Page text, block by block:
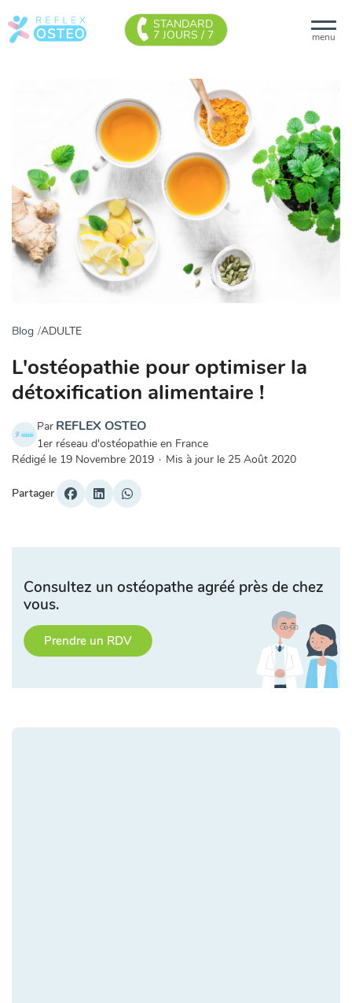
menu
STANDARD
7 JOURS / 7
Blog ADULTE
L'ostéopathie pour optimiser la
détoxification alimentaire !
Par REFLEX OSTEO
1er réseau d'ostéopathie en France
Rédigé le 19 Novembre 2019 · Mis à jour le 25 Août 2020
Partager
Consultez un ostéopathe agréé près de chez
vous.
Prendre un RDV